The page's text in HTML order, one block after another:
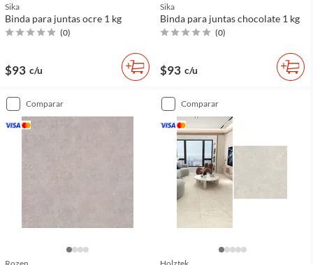
Sika
Binda para juntas ocre 1 kg
(0)
$93 c/u
Sika
Binda para juntas chocolate 1 kg
(0)
$93 c/u
comparar comparar